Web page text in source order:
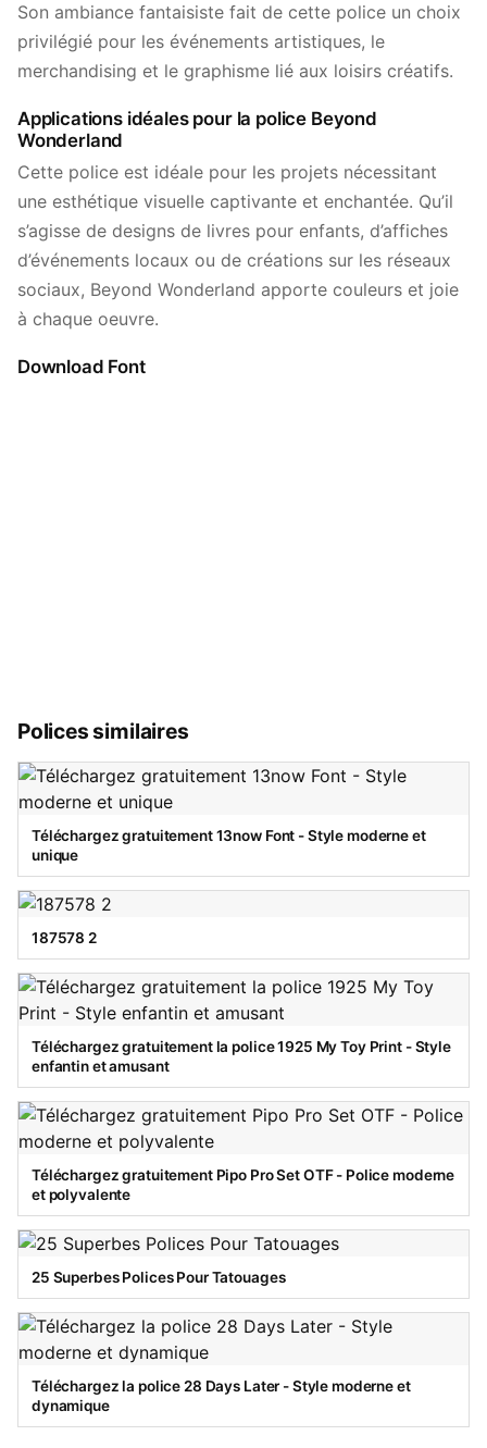
Son ambiance fantaisiste fait de cette police un choix
privilégié pour les événements artistiques, le
merchandising et le graphisme lié aux loisirs créatifs.
Applications idéales pour la police Beyond
Wonderland
Cette police est idéale pour les projets nécessitant
une esthétique visuelle captivante et enchantée. Qu’il
s’agisse de designs de livres pour enfants, d’affiches
d’événements locaux ou de créations sur les réseaux
sociaux, Beyond Wonderland apporte couleurs et joie
à chaque oeuvre.
Download Font
Polices similaires
Téléchargez gratuitement 13now Font - Style moderne et
unique
187578 2
Téléchargez gratuitement la police 1925 My Toy Print - Style
enfantin et amusant
Téléchargez gratuitement Pipo Pro Set OTF - Police moderne
et polyvalente
25 Superbes Polices Pour Tatouages
Téléchargez la police 28 Days Later - Style moderne et
dynamique